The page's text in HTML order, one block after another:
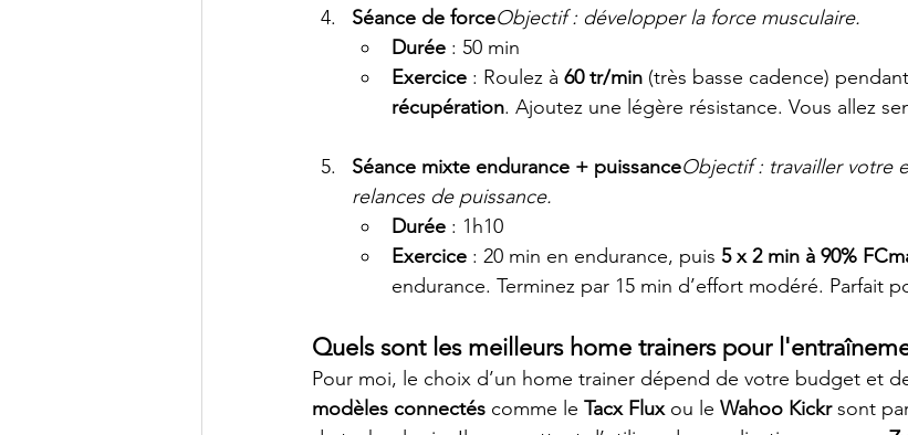
Séance de forceObjectif : développer la force musculaire.
Durée : 50 min
Exercice : Roulez à 60 tr/min (très basse cadence)
récupération. Ajoutez une légère résistance. Vous allez
Séance mixte endurance + puissanceObjectif : travailler votre
relances de puissance.
Durée : 1h10
Exercice : 20 min en endurance, puis 5 x 2 min à 90%
endurance. Terminez par 15 min d’effort modéré. Parfait
Quels sont les meilleurs home trainers pour
Pour moi, le choix d’un home trainer dépend de votre budget et
modèles connectés comme le Tacx Flux ou le Wahoo Kickr sont